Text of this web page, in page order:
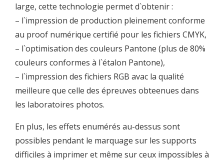
large, cette technologie permet d`obtenir :
– l`impression de production pleinement conforme
au proof numérique certifié pour les fichiers CMYK,
– l`optimisation des couleurs Pantone (plus de 80%
couleurs conformes à l`étalon Pantone),
– l`impression des fichiers RGB avac la qualité
meilleure que celle des épreuves obteenues dans
les laboratoires photos.
En plus, les effets enumérés au-dessus sont
possibles pendant le marquage sur les supports
difficiles à imprimer et même sur ceux impossibles à